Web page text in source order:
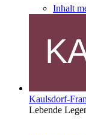
Inhalt
Kaulsdorf-
Lebende